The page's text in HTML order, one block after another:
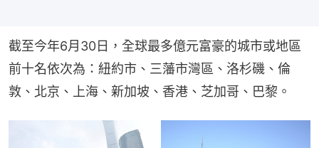
截至今年6月30日，全球最多億元富豪的城市或地區
前十名依次為：紐約市、三藩市灣區、洛杉磯、倫
敦、北京、上海、新加坡、香港、芝加哥、巴黎。